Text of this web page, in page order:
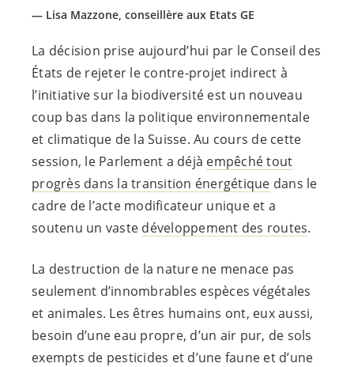
Lisa Mazzone, conseillère aux Etats GE
La décision prise aujourd’hui par le Conseil des
États de rejeter le contre-projet indirect à
l’initiative sur la biodiversité est un nouveau
coup bas dans la politique environnementale
et climatique de la Suisse. Au cours de cette
session, le Parlement a déjà empêché tout
progrès dans la transition énergétique dans le
cadre de l’acte modificateur unique et a
soutenu un vaste développement des routes.
La destruction de la nature ne menace pas
seulement d’innombrables espèces végétales
et animales. Les êtres humains ont, eux aussi,
besoin d’une eau propre, d’un air pur, de sols
exempts de pesticides et d’une faune et d’une